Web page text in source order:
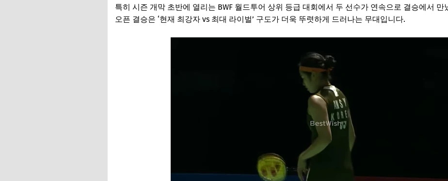
특히 시즌 개막 초반에 열리는 BWF 월드투어 상위 등급 대회에서 두 선수가 연속으로 결승에서 만
오픈 결승은 ‘현재 최강자 vs 최대 라이벌’ 구도가 더욱 뚜렷하게 드러나는 무대입니다.